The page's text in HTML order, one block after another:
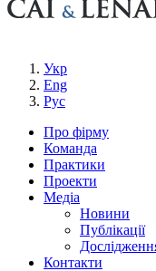
Укр
Eng
Рус
Про фірму
Команда
Практики
Проекти
Медіа
Новини
Публікації
Контакти